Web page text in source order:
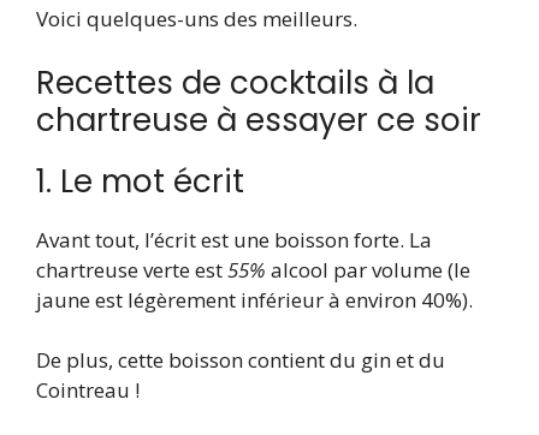
Voici quelques-uns des meilleurs.
Recettes de cocktails à la
chartreuse à essayer ce soir
1. Le mot écrit
Avant tout, l’écrit est une boisson forte. La
chartreuse verte est55% alcool par volume (le
jaune est légèrement inférieur à environ 40%).
De plus, cette boisson contient du gin et du
Cointreau !